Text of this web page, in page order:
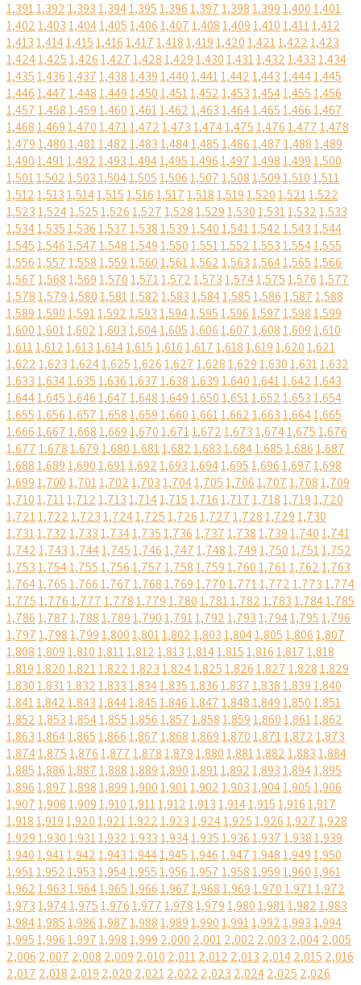
1,3911,3921,3931,3941,3951,3961,3971,3981,3991,4001,401
1,4021,4031,4041,4051,4061,4071,4081,4091,4101,4111,412
1,4131,4141,4151,4161,4171,4181,4191,4201,4211,4221,423
1,4241,4251,4261,4271,4281,4291,4301,4311,4321,4331,434
1,4351,4361,4371,4381,4391,4401,4411,4421,4431,4441,445
1,4461,4471,4481,4491,4501,4511,4521,4531,4541,4551,456
1,4571,4581,4591,4601,4611,4621,4631,4641,4651,4661,467
1,4681,4691,4701,4711,4721,4731,4741,4751,4761,4771,478
1,4791,4801,4811,4821,4831,4841,4851,4861,4871,4881,489
1,4901,4911,4921,4931,4941,4951,4961,4971,4981,4991,500
1,5011,5021,5031,5041,5051,5061,5071,5081,5091,5101,511
1,5121,5131,5141,5151,5161,5171,5181,5191,5201,5211,522
1,5231,5241,5251,5261,5271,5281,5291,5301,5311,5321,533
1,5341,5351,5361,5371,5381,5391,5401,5411,5421,5431,544
1,5451,5461,5471,5481,5491,5501,5511,5521,5531,5541,555
1,5561,5571,5581,5591,5601,5611,5621,5631,5641,5651,566
1,5671,5681,5691,5701,5711,5721,5731,5741,5751,5761,577
1,5781,5791,5801,5811,5821,5831,5841,5851,5861,5871,588
1,5891,5901,5911,5921,5931,5941,5951,5961,5971,5981,599
1,6001,6011,6021,6031,6041,6051,6061,6071,6081,6091,610
1,6111,6121,6131,6141,6151,6161,6171,6181,6191,6201,621
1,6221,6231,6241,6251,6261,6271,6281,6291,6301,6311,632
1,6331,6341,6351,6361,6371,6381,6391,6401,6411,6421,643
1,6441,6451,6461,6471,6481,6491,6501,6511,6521,6531,654
1,6551,6561,6571,6581,6591,6601,6611,6621,6631,6641,665
1,6661,6671,6681,6691,6701,6711,6721,6731,6741,6751,676
1,6771,6781,6791,6801,6811,6821,6831,6841,6851,6861,687
1,6881,6891,6901,6911,6921,6931,6941,6951,6961,6971,698
1,6991,7001,7011,7021,7031,7041,7051,7061,7071,7081,709
1,7101,7111,7121,7131,7141,7151,7161,7171,7181,7191,720
1,7211,7221,7231,7241,7251,7261,7271,7281,7291,730
1,7311,7321,7331,7341,7351,7361,7371,7381,7391,7401,741
1,7421,7431,7441,7451,7461,7471,7481,7491,7501,7511,752
1,7531,7541,7551,7561,7571,7581,7591,7601,7611,7621,763
1,7641,7651,7661,7671,7681,7691,7701,7711,7721,7731,774
1,7751,7761,7771,7781,7791,7801,7811,7821,7831,7841,785
1,7861,7871,7881,7891,7901,7911,7921,7931,7941,7951,796
1,7971,7981,7991,8001,8011,8021,8031,8041,8051,8061,807
1,8081,8091,8101,8111,8121,8131,8141,8151,8161,8171,818
1,8191,8201,8211,8221,8231,8241,8251,8261,8271,8281,829
1,8301,8311,8321,8331,8341,8351,8361,8371,8381,8391,840
1,8411,8421,8431,8441,8451,8461,8471,8481,8491,8501,851
1,8521,8531,8541,8551,8561,8571,8581,8591,8601,8611,862
1,8631,8641,8651,8661,8671,8681,8691,8701,8711,8721,873
1,8741,8751,8761,8771,8781,8791,8801,8811,8821,8831,884
1,8851,8861,8871,8881,8891,8901,8911,8921,8931,8941,895
1,8961,8971,8981,8991,9001,9011,9021,9031,9041,9051,906
1,9071,9081,9091,9101,9111,9121,9131,9141,9151,9161,917
1,9181,9191,9201,9211,9221,9231,9241,9251,9261,9271,928
1,9291,9301,9311,9321,9331,9341,9351,9361,9371,9381,939
1,9401,9411,9421,9431,9441,9451,9461,9471,9481,9491,950
1,9511,9521,9531,9541,9551,9561,9571,9581,9591,9601,961
1,9621,9631,9641,9651,9661,9671,9681,9691,9701,9711,972
1,9731,9741,9751,9761,9771,9781,9791,9801,9811,9821,983
1,9841,9851,9861,9871,9881,9891,9901,9911,9921,9931,994
1,9951,9961,9971,9981,999 2,000 2,0012,002 2,003 2,0042,005
2,006 2,007 2,008 2,009 2,010 2,0112,012 2,013 2,0142,015 2,016
2,017 2,018 2,019 2,020 2,0212,022 2,023 2,0242,025 2,026